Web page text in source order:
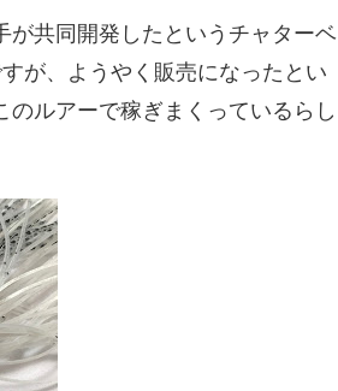
が共同開発したというチャターベ
が、ようやく販売になったとい
ルアーで稼ぎまくっているらし